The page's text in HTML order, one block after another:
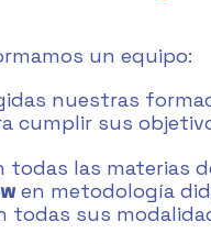
un equipo:
nuestras
cumplir sus
todas las materias
en metodología
todas sus